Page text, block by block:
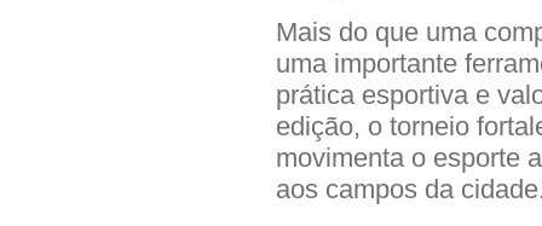
Mais do que uma
uma importante
prática esportiva e
edição, o torneio
movimenta o esporte
aos campos da